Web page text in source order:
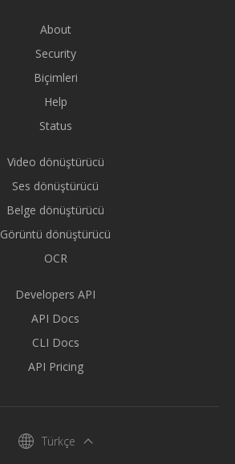
About
Security
Biçimleri
Help
Status
Video dönüştürücü
Ses dönüştürücü
Belge dönüştürücü
Görüntü dönüştürücü
OCR
Developers API
API Docs
CLI Docs
API Pricing
Türkçe